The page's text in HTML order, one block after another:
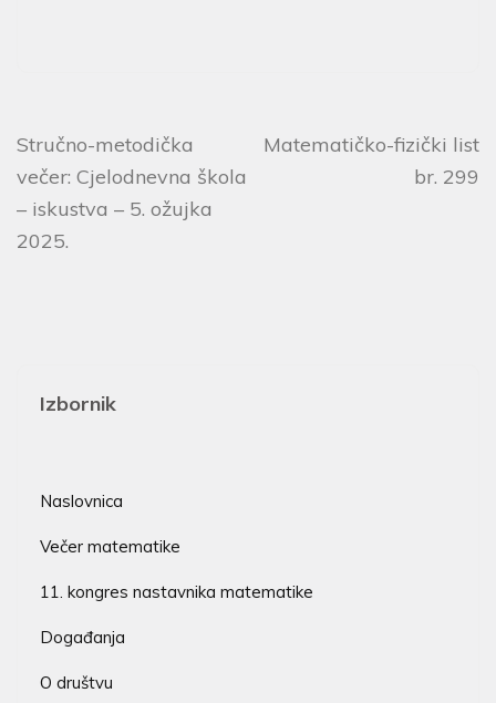
Stručno-metodička
večer: Cjelodnevna škola
– iskustva – 5. ožujka
2025.
Matematičko-fizički list
br. 299
Izbornik
Naslovnica
Večer matematike
11. kongres nastavnika matematike
Događanja
O društvu